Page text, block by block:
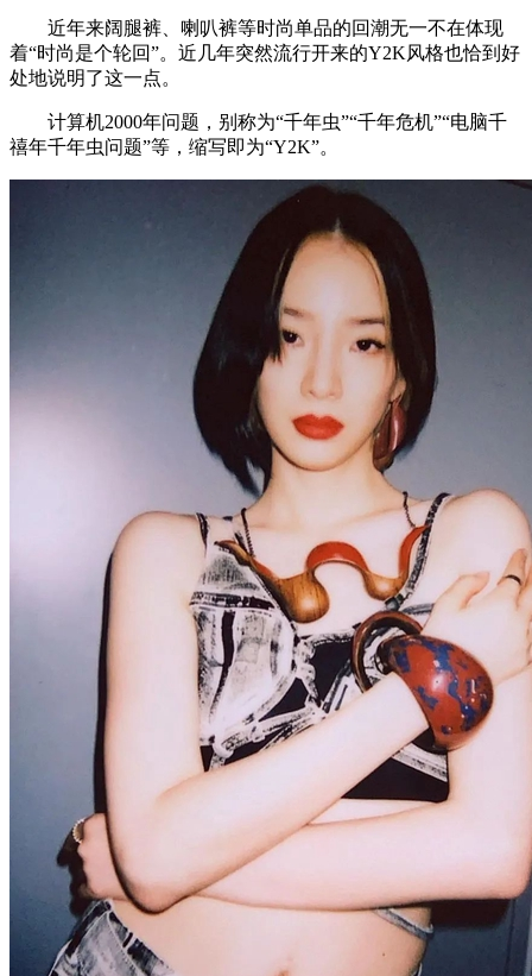
近年来阔腿裤、喇叭裤等时尚单品的回潮无一不在体现
着“时尚是个轮回”。近几年突然流行开来的Y2K风格也恰到好
处地说明了这一点。
计算机2000年问题，别称为“千年虫”“千年危机”“电脑千
禧年千年虫问题”等，缩写即为“Y2K”。